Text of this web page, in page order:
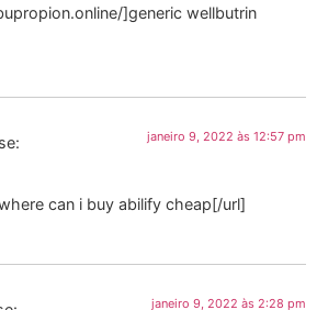
]generic wellbutrin
janeiro 9, 2022 às 12:57 pm
can i buy abilify cheap[/url]
janeiro 9, 2022 às 2:28 pm